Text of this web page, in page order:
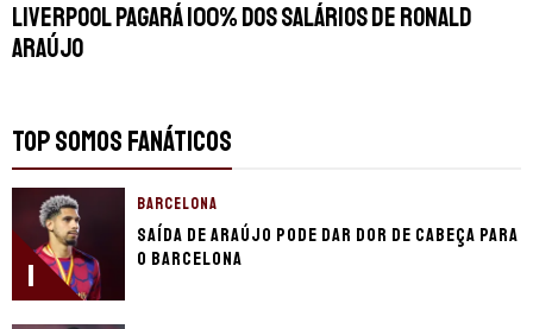
Liverpool pagará 100% dos salários de Ronald
Araújo
TOP SOMOS FANÁTICOS
1
BARCELONA
Saída de Araújo pode dar dor de cabeça para
o Barcelona